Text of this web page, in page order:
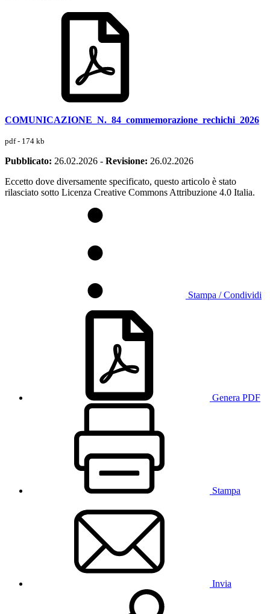
COMUNICAZIONE_N._84_commemorazione_rechichi_2026
pdf - 174 kb
Pubblicato: 26.02.2026 - Revisione: 26.02.2026
Eccetto dove diversamente specificato, questo articolo è stato
rilasciato sotto Licenza Creative Commons Attribuzione 4.0 Italia.
Stampa / Condividi
Genera PDF
Stampa
Invia